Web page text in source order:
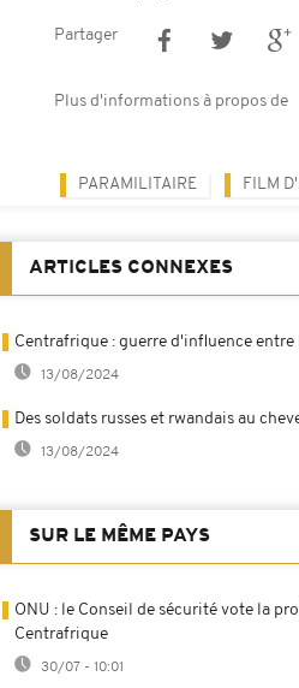
Partager
Plus d'informations à propos de
PARAMILITAIRE FILM
ARTICLES CONNEXES
Centrafrique : guerre d'influence entre
13/08/2024
Des soldats russes et rwandais au
13/08/2024
SUR LE MÊME PAYS
ONU : le Conseil de sécurité vote la
Centrafrique
30/07 - 10:01